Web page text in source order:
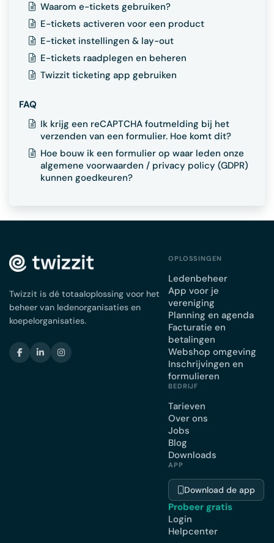
Waarom e-tickets gebruiken?
E-tickets activeren voor een product
E-ticket instellingen & lay-out
E-tickets raadplegen en beheren
Twizzit ticketing app gebruiken
FAQ
Ik krijg een reCAPTCHA foutmelding bij het
verzenden van een formulier. Hoe komt dit?
Hoe bouw ik een formulier op waar leden onze
algemene voorwaarden / privacy policy (GDPR)
kunnen goedkeuren?
Twizzit is dé totaaloplossing voor het
beheer van ledenorganisaties en
koepelorganisaties.
OPLOSSINGEN
Ledenbeheer
App voor je
vereniging
Planning en agenda
Facturatie en
betalingen
Webshop omgeving
Inschrijvingen en
formulieren
BEDRIJF
Tarieven
Over ons
Jobs
Blog
Downloads
APP
Download de app
Probeer gratis
Login
Helpcenter